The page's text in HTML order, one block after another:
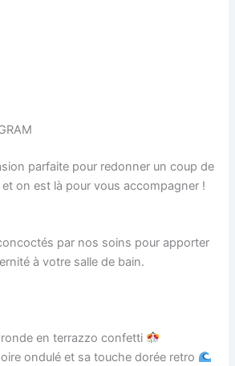
parfaite pour redonner un coup de
on est là pour vous accompagner !
par nos soins pour apporter
à votre salle de bain.
ronde en terrazzo confetti
ondulé et sa touche dorée retro